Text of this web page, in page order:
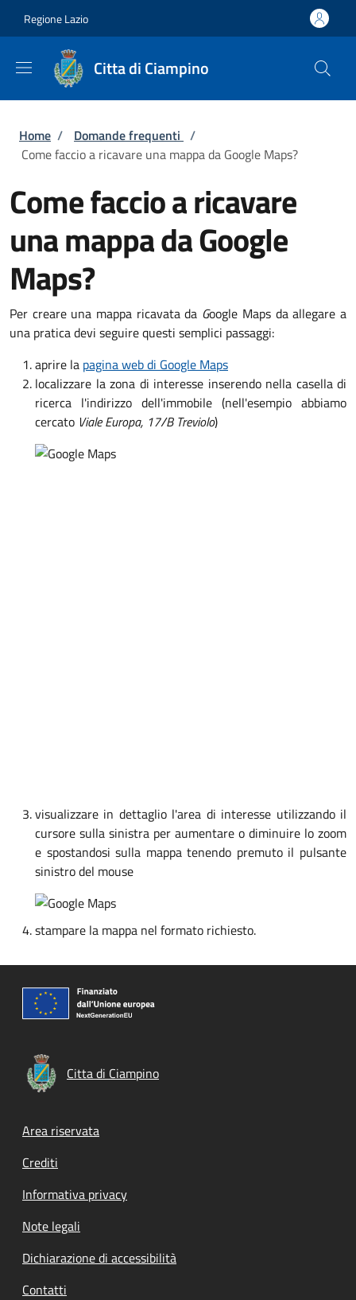
Regione Lazio
Citta di Ciampino
Briciole di pane
Home / Domande frequenti /
Come faccio a ricavare una mappa da Google Maps?
Come faccio a ricavare
una mappa da Google
Maps?
Per creare una mappa ricavata da Google Maps da allegare a
una pratica devi seguire questi semplici passaggi:
aprire la pagina web di Google Maps
localizzare la zona di interesse inserendo nella casella di
ricerca l'indirizzo dell'immobile (nell'esempio abbiamo
cercato Viale Europa, 17/B Treviolo)
visualizzare in dettaglio l'area di interesse utilizzando il
cursore sulla sinistra per aumentare o diminuire lo zoom
e spostandosi sulla mappa tenendo premuto il pulsante
sinistro del mouse
stampare la mappa nel formato richiesto.
Citta di Ciampino
Footer menu
Area riservata
Crediti
Informativa privacy
Note legali
Dichiarazione di accessibilità
Contatti